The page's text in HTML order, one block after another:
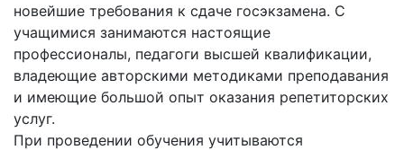
новейшие требования к сдаче госэкзамена. С
учащимися занимаются настоящие
профессионалы, педагоги высшей квалификации,
владеющие авторскими методиками преподавания
и имеющие большой опыт оказания репетиторских
услуг.
При проведении обучения учитываются